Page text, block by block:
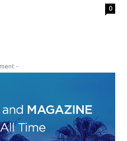
0
-